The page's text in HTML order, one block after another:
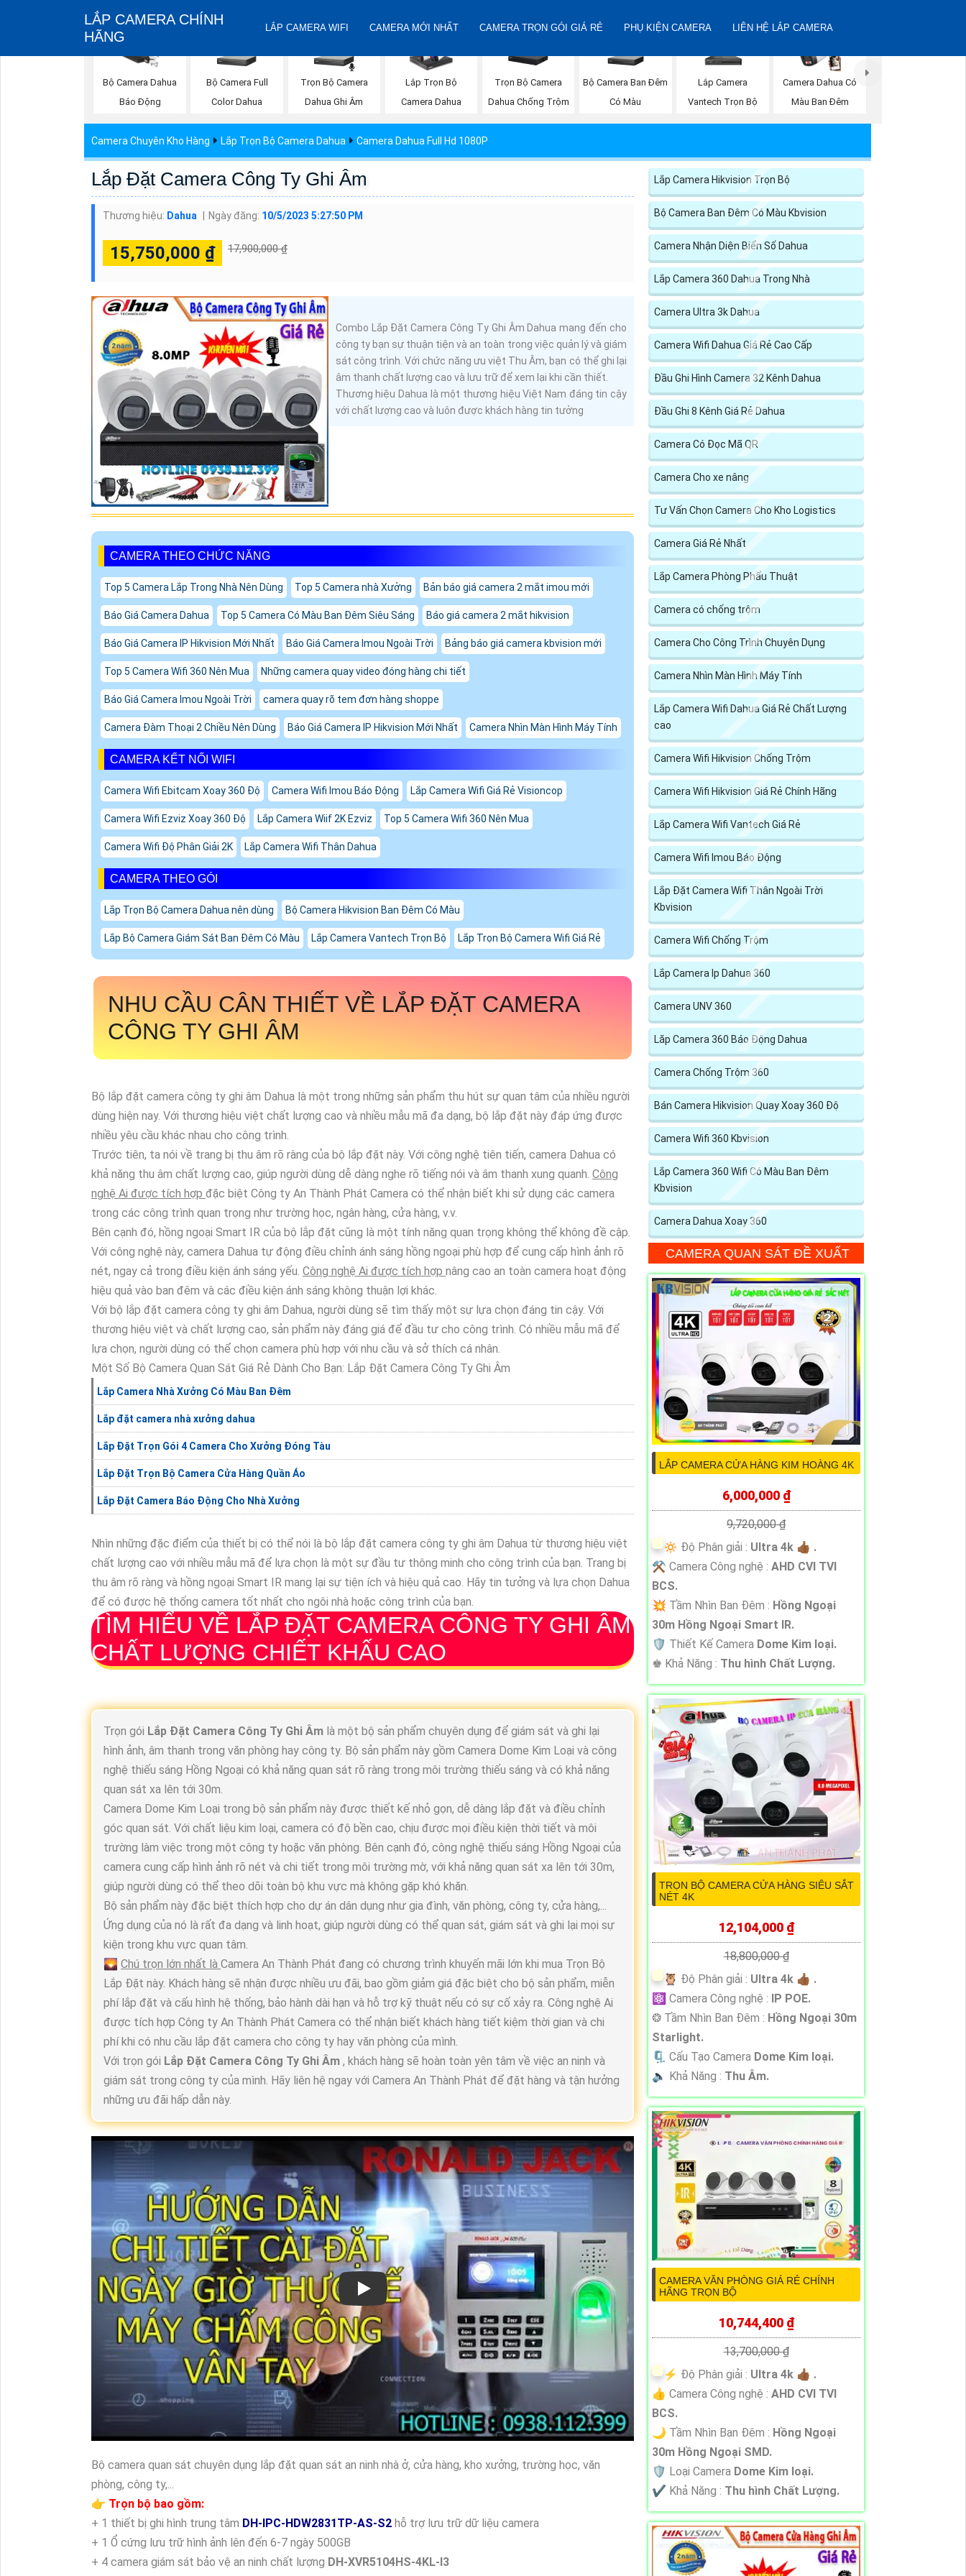
LẮP CAMERA CHÍNH
HÃNG
LẮP CAMERA WIFI CAMERA MỚI NHẤT CAMERA TRỌN GÓI GIÁ RẺ PHỤ KIỆN CAMERA LIÊN HỆ LẮP CAMERA
Bộ Camera Dahua
Báo Động
Bộ Camera Full
Color Dahua
Trọn Bộ Camera
Dahua Ghi Âm
Lắp Trọn Bộ
Camera Dahua
Trọn Bộ Camera
Dahua Chống Trộm
Bộ Camera Ban Đêm
Có Màu
Lắp Camera
Vantech Trọn Bộ
Camera Dahua Có
Màu Ban Đêm
Camera Chuyên Kho Hàng Lắp Trọn Bộ Camera Dahua Camera Dahua Full Hd 1080P
Lắp Đặt Camera Công Ty Ghi Âm
Thương hiệu: Dahua Ngày đăng: 10/5/2023 5:27:50 PM
15,750,000 ₫ 17,900,000 ₫
Combo Lắp Đặt Camera Công Ty Ghi Âm Dahua mang đến cho
công ty bạn sự thuận tiện và an toàn trong việc quản lý và giám
sát công trình. Với chức năng ưu việt Thu Âm, bạn có thể ghi lại
âm thanh chất lượng cao và lưu trữ để xem lại khi cần thiết.
Thương hiệu Dahua là một thương hiệu Việt Nam đáng tin cậy
với chất lượng cao và luôn được khách hàng tin tưởng
CAMERA THEO CHỨC NĂNG
Top 5 Camera Lắp Trong Nhà Nên Dùng Top 5 Camera nhà Xưởng Bản báo giá camera 2 mắt imou mới
Báo Giá Camera Dahua Top 5 Camera Có Màu Ban Đêm Siêu Sáng Báo giá camera 2 mắt hikvision
Báo Giá Camera IP Hikvision Mới Nhất Báo Giá Camera Imou Ngoài Trời Bảng báo giá camera kbvision mới
Top 5 Camera Wifi 360 Nên Mua Những camera quay video đóng hàng chi tiết
Báo Giá Camera Imou Ngoài Trời camera quay rõ tem đơn hàng shoppe
Camera Đàm Thoại 2 Chiều Nên Dùng Báo Giá Camera IP Hikvision Mới Nhất Camera Nhìn Màn Hình Máy Tính
CAMERA KẾT NỐI WIFI
Camera Wifi Ebitcam Xoay 360 Độ Camera Wifi Imou Báo Động Lắp Camera Wifi Giá Rẻ Visioncop
Camera Wifi Ezviz Xoay 360 Độ Lắp Camera Wiif 2K Ezviz Top 5 Camera Wifi 360 Nên Mua
Camera Wifi Độ Phân Giải 2K Lắp Camera Wifi Thân Dahua
CAMERA THEO GÓI
Lắp Trọn Bộ Camera Dahua nên dùng Bộ Camera Hikvision Ban Đêm Có Màu
Lắp Bộ Camera Giám Sát Ban Đêm Có Màu Lắp Camera Vantech Trọn Bộ Lắp Trọn Bộ Camera Wifi Giá Rẻ
NHU CẦU CÂN THIẾT VỀ LẮP ĐẶT CAMERA
CÔNG TY GHI ÂM
Bộ lắp đặt camera công ty ghi âm Dahua là một trong những sản phẩm thu hút sự quan tâm của nhiều người
dùng hiện nay. Với thương hiệu việt chất lượng cao và nhiều mẫu mã đa dạng, bộ lắp đặt này đáp ứng được
nhiều yêu cầu khác nhau cho công trình.
Trước tiên, ta nói về trang bị thu âm rõ ràng của bộ lắp đặt này. Với công nghệ tiên tiến, camera Dahua có
khả năng thu âm chất lượng cao, giúp người dùng dễ dàng nghe rõ tiếng nói và âm thanh xung quanh. Công
nghệ Ai được tích hợp đặc biệt Công ty An Thành Phát Camera có thể nhận biết khi sử dụng các camera
trong các công trình quan trọng như trường học, ngân hàng, cửa hàng, v.v.
Bên cạnh đó, hồng ngoại Smart IR của bộ lắp đặt cũng là một tính năng quan trọng không thể không đề cập.
Với công nghệ này, camera Dahua tự động điều chỉnh ánh sáng hồng ngoại phù hợp để cung cấp hình ảnh rõ
nét, ngay cả trong điều kiện ánh sáng yếu. Công nghệ Ai được tích hợp nâng cao an toàn camera hoạt động
hiệu quả vào ban đêm và các điều kiện ánh sáng không thuận lợi khác.
Với bộ lắp đặt camera công ty ghi âm Dahua, người dùng sẽ tìm thấy một sự lựa chọn đáng tin cậy. Với
thương hiệu việt và chất lượng cao, sản phẩm này đáng giá để đầu tư cho công trình. Có nhiều mẫu mã để
lựa chọn, người dùng có thể chọn camera phù hợp với nhu cầu và sở thích cá nhân.
Một Số Bộ Camera Quan Sát Giá Rẻ Dành Cho Bạn: Lắp Đặt Camera Công Ty Ghi Âm
Lắp Camera Nhà Xưởng Có Màu Ban Đêm
Lắp đặt camera nhà xưởng dahua
Lắp Đặt Trọn Gói 4 Camera Cho Xưởng Đóng Tàu
Lắp Đặt Trọn Bộ Camera Cửa Hàng Quần Áo
Lắp Đặt Camera Báo Động Cho Nhà Xưởng
Nhìn những đặc điểm của thiết bị có thể nói là bộ lắp đặt camera công ty ghi âm Dahua từ thương hiệu việt
chất lượng cao với nhiều mẫu mã để lựa chọn là một sự đầu tư thông minh cho công trình của bạn. Trang bị
thu âm rõ ràng và hồng ngoại Smart IR mang lại sự tiện ích và hiệu quả cao. Hãy tin tưởng và lựa chọn Dahua
để có được hệ thống camera tốt nhất cho ngôi nhà hoặc công trình của bạn.
TÌM HIỂU VỀ LẮP ĐẶT CAMERA CÔNG TY GHI ÂM
CHẤT LƯỢNG CHIẾT KHẤU CAO
Trọn gói Lắp Đặt Camera Công Ty Ghi Âm là một bộ sản phẩm chuyên dụng để giám sát và ghi lại
hình ảnh, âm thanh trong văn phòng hay công ty. Bộ sản phẩm này gồm Camera Dome Kim Loại và công
nghệ thiếu sáng Hồng Ngoại có khả năng quan sát rõ ràng trong môi trường thiếu sáng và có khả năng
quan sát xa lên tới 30m.
Camera Dome Kim Loại trong bộ sản phẩm này được thiết kế nhỏ gọn, dễ dàng lắp đặt và điều chỉnh
góc quan sát. Với chất liệu kim loại, camera có độ bền cao, chịu được mọi điều kiện thời tiết và môi
trường làm việc trong một công ty hoặc văn phòng. Bên cạnh đó, công nghệ thiếu sáng Hồng Ngoại của
camera cung cấp hình ảnh rõ nét và chi tiết trong môi trường mờ, với khả năng quan sát xa lên tới 30m,
giúp người dùng có thể theo dõi toàn bộ khu vực mà không gặp khó khăn.
Bộ sản phẩm này đặc biệt thích hợp cho dự án dân dụng như gia đình, văn phòng, công ty, cửa hàng,...
Ứng dụng của nó là rất đa dạng và linh hoạt, giúp người dùng có thể quan sát, giám sát và ghi lại mọi sự
kiện trong khu vực quan tâm.
🌄 Chú trọn lớn nhất là Camera An Thành Phát đang có chương trình khuyến mãi lớn khi mua Trọn Bộ
Lắp Đặt này. Khách hàng sẽ nhận được nhiều ưu đãi, bao gồm giảm giá đặc biệt cho bộ sản phẩm, miễn
phí lắp đặt và cấu hình hệ thống, bảo hành dài hạn và hỗ trợ kỹ thuật nếu có sự cố xảy ra. Công nghệ Ai
được tích hợp Công ty An Thành Phát Camera có thể nhận biết khách hàng tiết kiệm thời gian và chi
phí khi có nhu cầu lắp đặt camera cho công ty hay văn phòng của mình.
Với trọn gói Lắp Đặt Camera Công Ty Ghi Âm , khách hàng sẽ hoàn toàn yên tâm về việc an ninh và
giám sát trong công ty của mình. Hãy liên hệ ngay với Camera An Thành Phát để đặt hàng và tận hưởng
những ưu đãi hấp dẫn này.
Xem video Lắp Đặt Camera Công Ty Ghi Âm
Bộ camera quan sát chuyên dụng lắp đặt quan sát an ninh nhà ở, cửa hàng, kho xưởng, trường học, văn
phòng, công ty,...
👉 Trọn bộ bao gồm:
+ 1 thiết bị ghi hình trung tâm DH-IPC-HDW2831TP-AS-S2 hỗ trợ lưu trữ dữ liệu camera
+ 1 Ổ cứng lưu trữ hình ảnh lên đến 6-7 ngày 500GB
+ 4 camera giám sát bảo vệ an ninh chất lượng DH-XVR5104HS-4KL-I3
Lắp Camera Hikvision Trọn Bộ
Bộ Camera Ban Đêm Có Màu Kbvision
Camera Nhận Diện Biển Số Dahua
Lắp Camera 360 Dahua Trong Nhà
Camera Ultra 3k Dahua
Camera Wifi Dahua Giá Rẻ Cao Cấp
Đầu Ghi Hình Camera 32 Kênh Dahua
Đầu Ghi 8 Kênh Giá Rẻ Dahua
Camera Có Đọc Mã QR
Camera Cho xe nâng
Tư Vấn Chọn Camera Cho Kho Logistics
Camera Giá Rẻ Nhất
Lắp Camera Phòng Phẩu Thuật
Camera có chống trộm
Camera Cho Công Trình Chuyên Dụng
Camera Nhìn Màn Hình Máy Tính
Lắp Camera Wifi Dahua Giá Rẻ Chất Lượng
cao
Camera Wifi Hikvision Chống Trộm
Camera Wifi Hikvision Giá Rẻ Chính Hãng
Lắp Camera Wifi Vantech Giá Rẻ
Camera Wifi Imou Báo Động
Lắp Đặt Camera Wifi Thân Ngoài Trời
Kbvision
Camera Wifi Chống Trộm
Lắp Camera Ip Dahua 360
Camera UNV 360
Lăp Camera 360 Báo Động Dahua
Camera Chống Trộm 360
Bán Camera Hikvision Quay Xoay 360 Độ
Camera Wifi 360 Kbvision
Lắp Camera 360 Wifi Có Màu Ban Đêm
Kbvision
Camera Dahua Xoay 360
CAMERA QUAN SÁT ĐỀ XUẤT
LẮP CAMERA CỬA HÀNG KIM HOÀNG 4K
6,000,000 ₫
9,720,000 ₫
🔅 Độ Phân giải : Ultra 4k 👍🏾 .
⚒ Camera Công nghệ : AHD CVI TVI
BCS.
💥 Tầm Nhìn Ban Đêm : Hồng Ngoại
30m Hồng Ngoại Smart IR.
🛡 Thiết Kế Camera Dome Kim loại.
️♚ Khả Năng : Thu hình Chất Lượng.
TRỌN BỘ CAMERA CỬA HÀNG SIÊU SẮT
NÉT 4K
12,104,000 ₫
18,800,000 ₫
🦉 Độ Phân giải : Ultra 4k 👍🏾 .
⚛️ Camera Công nghệ : IP POE.
❂ Tầm Nhìn Ban Đêm : Hồng Ngoại 30m
Starlight.
🗜️ Cấu Tạo Camera Dome Kim loại.
️🔈 Khả Năng : Thu Âm.
CAMERA VĂN PHÒNG GIÁ RẺ CHÍNH
HÃNG TRỌN BỘ
10,744,400 ₫
13,700,000 ₫
️⚡ Độ Phân giải : Ultra 4k 👍🏾 .
👍 Camera Công nghệ : AHD CVI TVI
BCS.
🌙 Tầm Nhìn Ban Đêm : Hồng Ngoại
30m Hồng Ngoại SMD.
🛡 Loại Camera Dome Kim loại.
️✔️ Khả Năng : Thu hình Chất Lượng.